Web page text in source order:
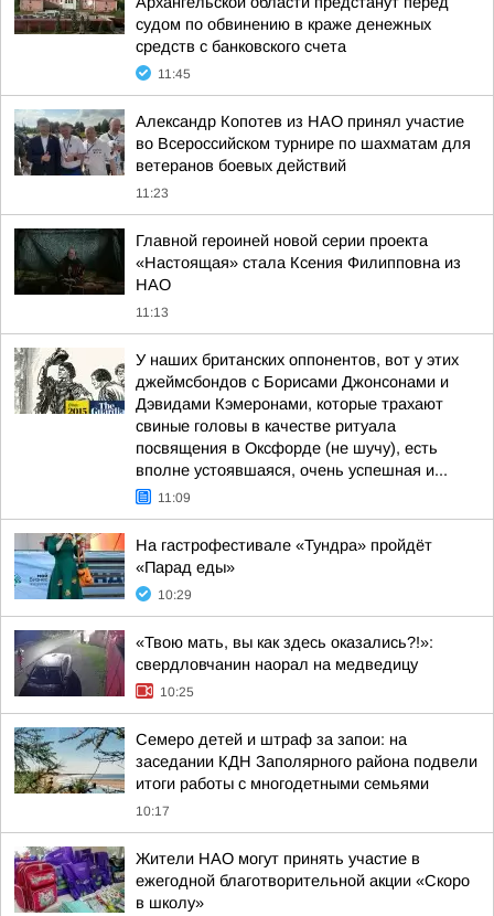
судом по обвинению в краже денежных
средств с банковского счета
11:45
Александр Копотев из НАО принял участие
во Всероссийском турнире по шахматам для
ветеранов боевых действий
11:23
Главной героиней новой серии проекта
«Настоящая» стала Ксения Филипповна из
НАО
11:13
У наших британских оппонентов, вот у этих
джеймсбондов с Борисами Джонсонами и
Дэвидами Кэмеронами, которые трахают
свиные головы в качестве ритуала
посвящения в Оксфорде (не шучу), есть
вполне устоявшаяся, очень успешная и...
11:09
На гастрофестивале «Тундра» пройдёт
«Парад еды»
10:29
«Твою мать, вы как здесь оказались?!»:
свердловчанин наорал на медведицу
10:25
Семеро детей и штраф за запои: на
заседании КДН Заполярного района подвели
итоги работы с многодетными семьями
10:17
Жители НАО могут принять участие в
ежегодной благотворительной акции «Скоро
в школу»